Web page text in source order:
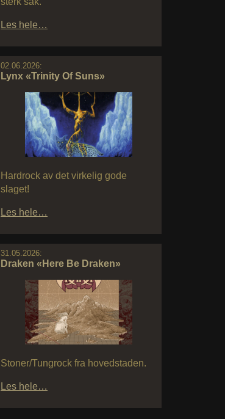
Les hele…
02.06.2026:
Lynx «Trinity Of Suns»
Hardrock av det virkelig gode
slaget!
Les hele…
31.05.2026:
Draken «Here Be Draken»
Stoner/Tungrock fra hovedstaden.
Les hele…